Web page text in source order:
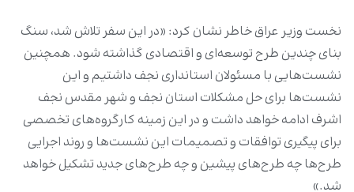
نخست وزیر عراق خاطر نشان کرد: «در این سفر تلاش شد، سنگ
بنای چندین طرح توسعه‌ای و اقتصادی گذاشته شود. همچنین
نشست‌هایی با مسئولان استانداری نجف داشتیم و این
نشست‌ها برای حل مشکلات استان نجف و شهر مقدس نجف
اشرف ادامه خواهد داشت و در این زمینه‌ کارگروه‌های تخصصی
برای پیگیری توافقات و تصمیمات این نشست‌ها و روند اجرایی
طرح‌ها چه طرح‌های پیشین و چه طرح‌های جدید تشکیل خواهد
شد.»